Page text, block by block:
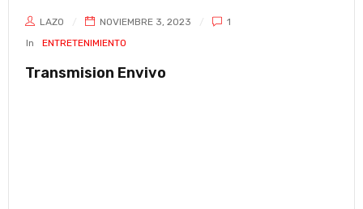
LAZO NOVIEMBRE 3, 2023
1
In
ENTRETENIMIENTO
Transmision Envivo